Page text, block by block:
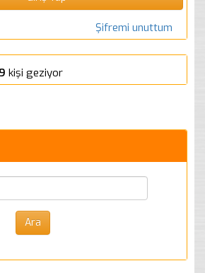
Şifremi unuttum
kişi geziyor